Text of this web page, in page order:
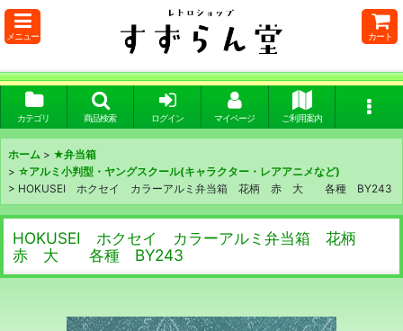
メニュー カート
カテゴリ 商品検索 ログイン マイページ ご利用案内
ホーム > ★弁当箱
> ☆アルミ小判型・ヤングスクール(キャラクター・レアアニメなど)
> HOKUSEI ホクセイ カラーアルミ弁当箱 花柄 赤 大 各種 BY243
HOKUSEI ホクセイ カラーアルミ弁当箱 花柄
赤 大 各種 BY243